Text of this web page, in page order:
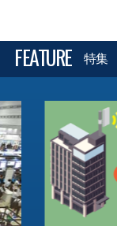
FEATURE 特集